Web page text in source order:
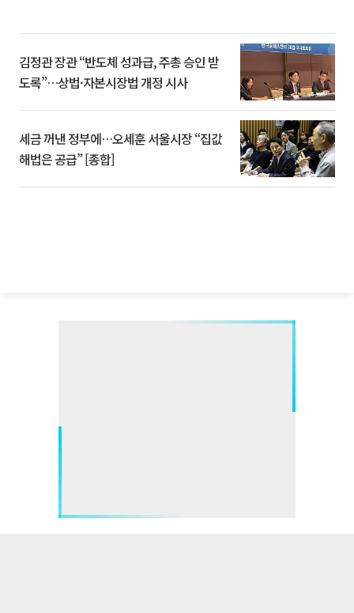
김정관 장관 “반도체 성과급, 주총 승인 받
도록”…상법·자본시장법 개정 시사
세금 꺼낸 정부에…오세훈 서울시장 “집값
해법은 공급” [종합]